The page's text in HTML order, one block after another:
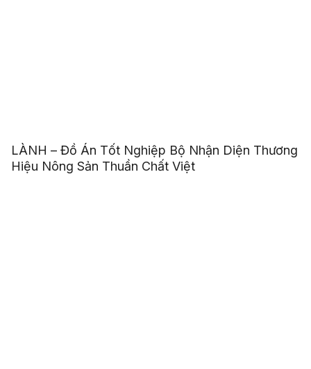
LÀNH – Đồ Án Tốt Nghiệp Bộ Nhận Diện Thương
Hiệu Nông Sản Thuần Chất Việt